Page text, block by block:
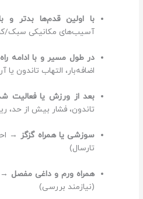
با اولین قدم‌ها بدتر و
آسیب‌های مکانیکی سبک/
در طول مسیر و با ادامه
اضافه‌بار، التهاب تاندون یا
بعد از ورزش یا فعالیت
تاندون، فشار بیش از حد،
سوزشی یا همراه گزگز →
تارسال)
همراه ورم و داغی مفصل →
(نیازمند بررسی)